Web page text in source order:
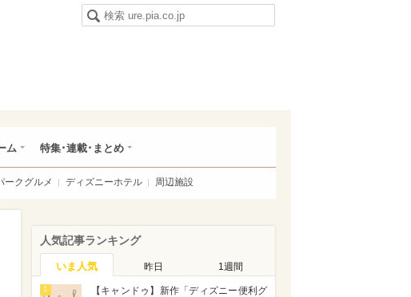
ム 特集･連載･まとめ
ークグルメ ディズニーホテル 周辺施設
人気記事ランキング
いま人気 昨日 1週間
1
【キャンドゥ】新作「ディズニー便利グ